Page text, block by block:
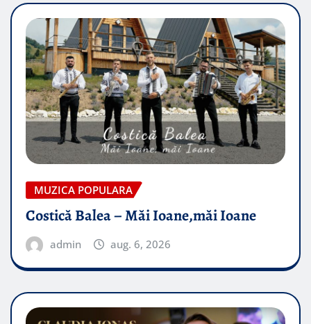
MUZICA POPULARA
Costică Balea – Măi Ioane,măi Ioane
admin aug. 6, 2026